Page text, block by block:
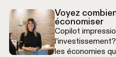
Voyez
économiser
Copilot
les économies